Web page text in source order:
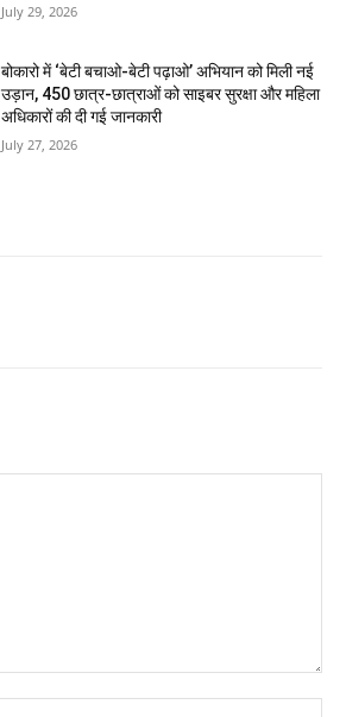
July 29, 2026
बोकारो में ‘बेटी बचाओ-बेटी पढ़ाओ’ अभियान को मिली नई
उड़ान, 450 छात्र-छात्राओं को साइबर सुरक्षा और महिला
अधिकारों की दी गई जानकारी
July 27, 2026